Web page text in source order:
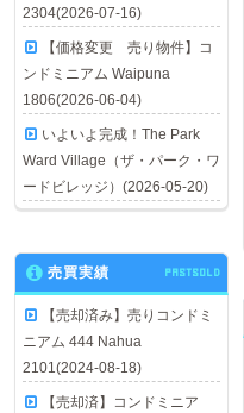
2304(2026-07-16)
【価格変更 売り物件】コ
ンドミニアム Waipuna
1806(2026-06-04)
いよいよ完成！The Park
Ward Village（ザ・パーク・ワ
ードビレッジ）(2026-05-20)
売買実績 PASTSOLD
【売却済み】売りコンドミ
ニアム 444 Nahua
2101(2024-08-18)
【売却済】コンドミニア